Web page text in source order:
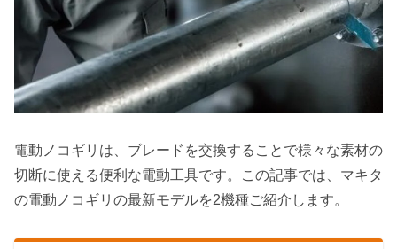
電動ノコギリは、 ブレードを交換することで様々な素材の
切断に使える便利な電動工具です。この記事では、マキタ
の電動ノコギリの最新モデルを2機種ご紹介します。